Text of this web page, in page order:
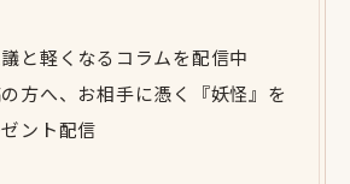
と軽くなるコラムを配信中
方へ、お相手に憑く『妖怪』を
ント配信